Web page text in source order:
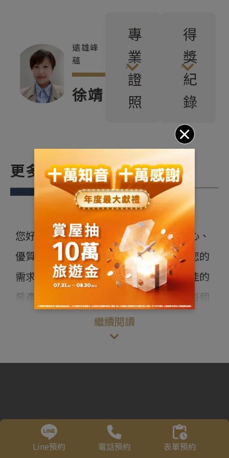
遠雄峰
蘊
徐靖
專
業
證
照
得
獎
紀
錄
更多關於我
您好，我是徐靖．致力於為客戶提供安心、
優質的服務。擅長良好溝通，善於傾聽您的
需求，並根據您的具體情況量身定制最佳的
房產解決方案。更注重團隊合作，確保每個
環節都能順利進行，以實現您的購房目標。
憑藉強烈的同理心，我能夠站在您的角度思
繼續閱讀
Line預約 電話預約 表單預約